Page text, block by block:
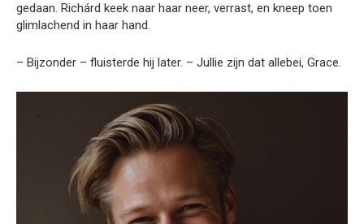
gedaan. Richárd keek naar haar neer, verrast, en kneep toen
glimlachend in haar hand.
– Bijzonder – fluisterde hij later. – Jullie zijn dat allebei, Grace.